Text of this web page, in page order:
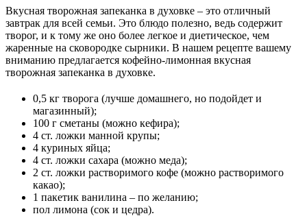
Вкусная творожная запеканка в духовке – это отличный
завтрак для всей семьи. Это блюдо полезно, ведь содержит
творог, и к тому же оно более легкое и диетическое, чем
жаренные на сковородке сырники. В нашем рецепте вашему
вниманию предлагается кофейно-лимонная вкусная
творожная запеканка в духовке.
0,5 кг творога (лучше домашнего, но подойдет и
магазинный);
100 г сметаны (можно кефира);
4 ст. ложки манной крупы;
4 куриных яйца;
4 ст. ложки сахара (можно меда);
2 ст. ложки растворимого кофе (можно растворимого
какао);
1 пакетик ванилина – по желанию;
пол лимона (сок и цедра).